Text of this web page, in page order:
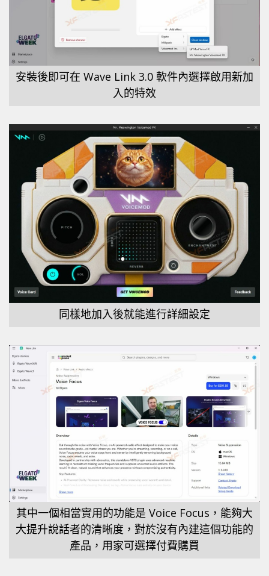
安裝後即可在 Wave Link 3.0 軟件內選擇啟用新加
入的特效
同樣地加入後就能進行詳細設定
其中一個相當實用的功能是 Voice Focus，能夠大
大提升說話者的清晰度，對於沒有內建這個功能的
產品，用家可選擇付費購買